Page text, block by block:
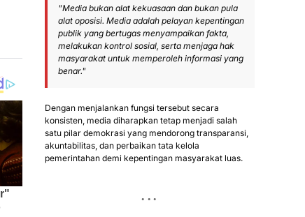
"Media bukan alat kekuasaan dan bukan pula
alat oposisi. Media adalah pelayan kepentingan
publik yang bertugas menyampaikan fakta,
melakukan kontrol sosial, serta menjaga hak
masyarakat untuk memperoleh informasi yang
benar."
Dengan menjalankan fungsi tersebut secara
konsisten, media diharapkan tetap menjadi salah
satu pilar demokrasi yang mendorong transparansi,
akuntabilitas, dan perbaikan tata kelola
pemerintahan demi kepentingan masyarakat luas.